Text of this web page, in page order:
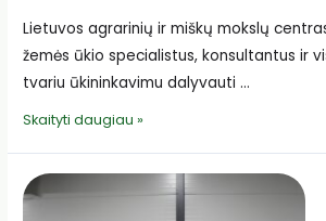
Lietuvos agrarinių ir miškų mokslų
žemės ūkio specialistus, konsultantus ir
tvariu ūkininkavimu dalyvauti …
Kviečiame
dieną
Skaityti daugiau »